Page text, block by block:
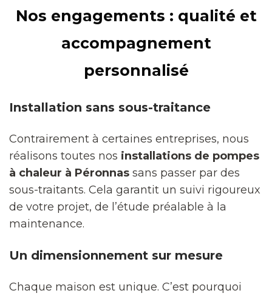
Nos engagements : qualité et
accompagnement
personnalisé
Installation sans sous-traitance
Contrairement à certaines entreprises, nous
réalisons toutes nos installations de pompes
à chaleur à Péronnas sans passer par des
sous-traitants. Cela garantit un suivi rigoureux
de votre projet, de l’étude préalable à la
maintenance.
Un dimensionnement sur mesure
Chaque maison est unique. C’est pourquoi